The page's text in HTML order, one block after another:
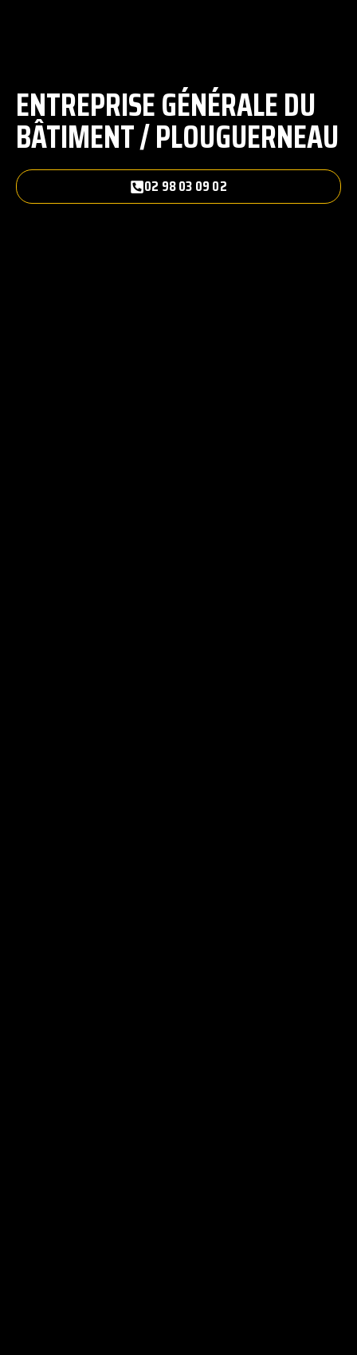
ENTREPRISE GÉNÉRALE DU
BÂTIMENT / PLOUGUERNEAU
02 98 03 09 02